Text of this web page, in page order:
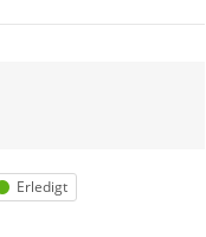
Status
Erledigt